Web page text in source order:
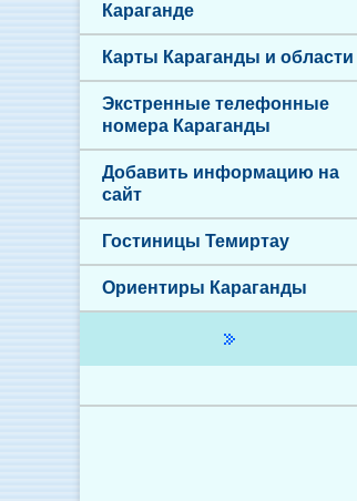
Караганде
Карты Караганды и области
Экстренные телефонные
номера Караганды
Добавить информацию на
сайт
Гостиницы Темиртау
Ориентиры Караганды